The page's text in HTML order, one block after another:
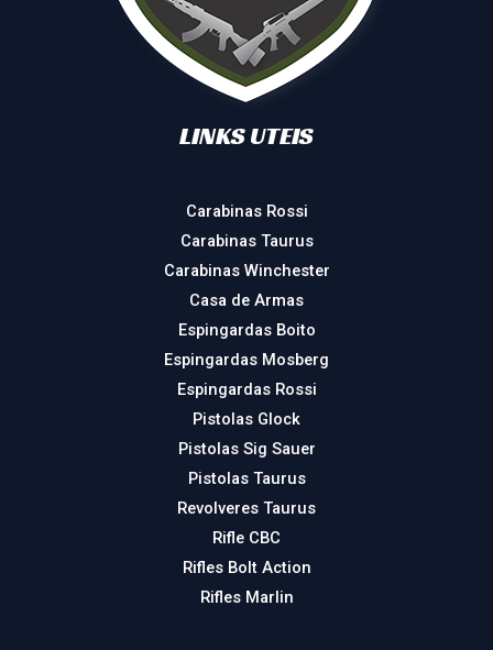
LINKS UTEIS
Carabinas Rossi
Carabinas Taurus
Carabinas Winchester
Casa de Armas
Espingardas Boito
Espingardas Mosberg
Espingardas Rossi
Pistolas Glock
Pistolas Sig Sauer
Pistolas Taurus
Revolveres Taurus
Rifle CBC
Rifles Bolt Action
Rifles Marlin